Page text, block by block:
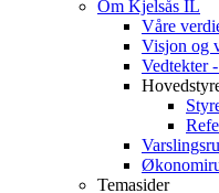
Om Kjelsås IL
Våre
Visjon og
Vedtekter
Temasider